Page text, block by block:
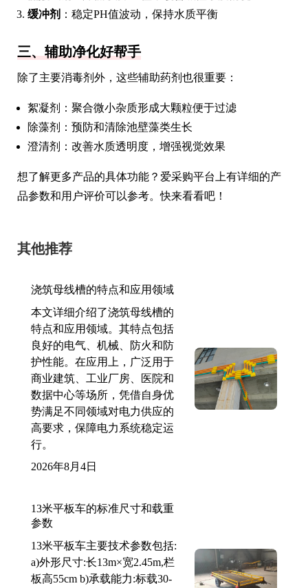
缓冲剂 ：稳定PH值波动，保持水质平衡
三、辅助净化好帮手
除了主要消毒剂外，这些辅助药剂也很重要：
絮凝剂：聚合微小杂质形成大颗粒便于过滤
除藻剂：预防和清除池壁藻类生长
澄清剂：改善水质透明度，增强视觉效果
想了解更多产品的具体功能？爱采购平台上有详细的产
品参数和用户评价可以参考。快来看看吧！
其他推荐
浇筑母线槽的特点和应用领域
本文详细介绍了浇筑母线槽的
特点和应用领域。其特点包括
良好的电气、机械、防火和防
护性能。在应用上，广泛用于
商业建筑、工业厂房、医院和
数据中心等场所，凭借自身优
势满足不同领域对电力供应的
高要求，保障电力系统稳定运
行。
2026年8月4日
13米平板车的标准尺寸和载重
参数
13米平板车主要技术参数包括:
a)外形尺寸:长13m×宽2.45m,栏
板高55cm b)承载能力:标载30-